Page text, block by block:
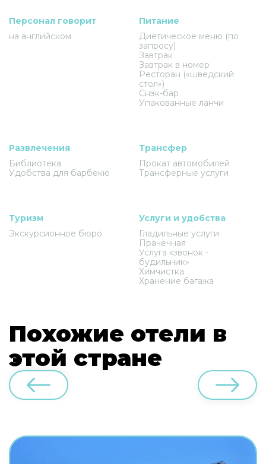
Персонал говорит
на английском
Питание
Диетическое меню (по
запросу)
Завтрак
Завтрак в номер
Ресторан («шведский
стол»)
Снэк-бар
Упакованные ланчи
Развлечения
Библиотека
Удобства для барбекю
Трансфер
Прокат автомобилей
Трансферные услуги
Туризм
Экскурсионное бюро
Услуги и удобства
Гладильные услуги
Прачечная
Услуга «звонок -
будильник»
Химчистка
Хранение багажа
Похожие отели в
этой стране